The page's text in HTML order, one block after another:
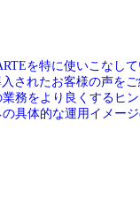
を特に使いこなし
されたお客様の声を
業務をより良くするヒ
具体的な運用イメー